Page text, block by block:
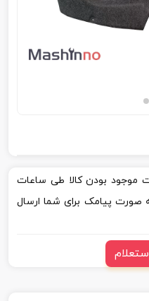
موجود بودن کالا طی ساعات
پیامک برای شما ارسال